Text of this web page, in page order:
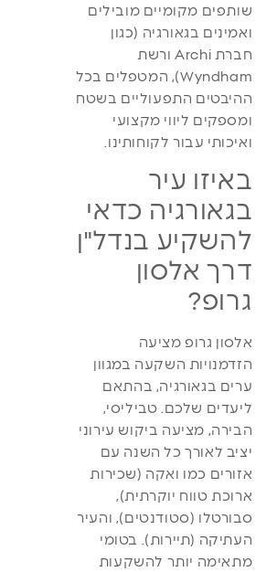
שותפים מקומיים מובילים
ואמינים בגאורגיה (כגון
חברת Archi ורשת
Wyndham), המטפלים בכל
ההיבטים התפעוליים בשטח
ומספקים ליווי מקצועי
ואיכותי עבור לקוחותינו.
באיזו עיר
בגאורגיה כדאי
להשקיע בנדל"ן
דרך אלסון
גרופ?
אלסון גרופ מציעה
הזדמנויות השקעה במגוון
ערים בגאורגיה, בהתאם
ליעדים שלכם. טביליסי,
הבירה, מציעה ביקוש עירוני
יציב לאורך כל השנה עם
אזורים כמו ואקה (שכירות
ארוכת טווח יוקרתית),
סבורטלו (סטודנטים), והעיר
העתיקה (תיירות). בטומי
מתאימה יותר להשקעות